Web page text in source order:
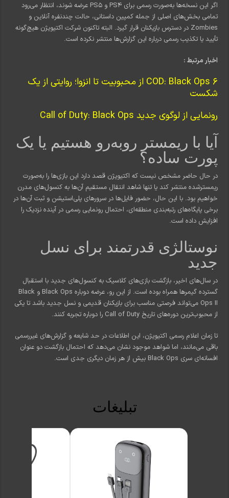
اگر این نسخه‌ها به‌صورت رسمی برای PS4 و PS5 عرضه شوند، انتظار می‌رود
تمامی بخش‌های اصلی از جمله کمپین داستانی، حالت چندنفره آنلاین و
Zombies در دسترس بازیکنان قرار گیرد. البته تاکنون شرکت اکتیویژن هیچ‌گونه
تأیید یا تکذیب رسمی درباره این گزارش‌ها منتشر نکرده است.
اخبار مرتبط :
COD: Black Ops 6 از محبوبیت تا انزوا؛ روایتی از یک
شکست
رونمایی از لوگوی جدید Call of Duty: Black Ops
آیا با ریمستر روبه‌رو هستیم یا یک
پورت ساده؟
در حال حاضر مشخص نیست که اکتیویژن قصد دارد این بازی‌ها را به‌صورت
ریمسترشده منتشر کند یا تنها شاهد انتقال مستقیم آن‌ها به کنسول‌های مدرن
خواهیم بود. با این حال، حضور فایل‌ها در سرورهای پلی‌استیشن و ثبت آن‌ها در
برخی پایگاه‌های رتبه‌بندی منطقه‌ای، احتمال رونمایی رسمی در آینده نزدیک را
افزایش داده است.
نوستالژی قدرتمند برای نسل
جدید
در سال‌های اخیر، بازگشت بازی‌های کلاسیک به کنسول‌های جدید با استقبال
گسترده گیمرها همراه بوده است. از این رو، عرضه دوباره Black Ops و Black
Ops II می‌تواند فرصتی مناسب برای بازیکنان قدیمی و نسل جدید باشد تا یکی
از محبوب‌ترین دوره‌های تاریخ Call of Duty را دوباره تجربه کنند.
تا زمان اعلام رسمی اکتیویژن، این اطلاعات در حد شایعه و گزارش‌های غیررسمی
باقی می‌مانند، اما شواهد موجود نشان می‌دهد که احتمال بازگشت دو عنوان
افسانه‌ای سری Black Ops بیش از هر زمان دیگری جدی است.
تبلیغات